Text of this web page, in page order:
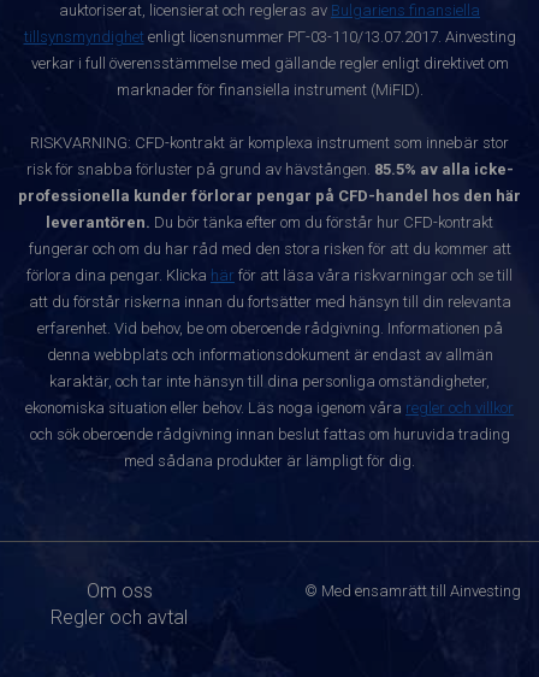
auktoriserat, licensierat och regleras av Bulgariens finansiella
tillsynsmyndighetenligt licensnummer РГ-03-110/13.07.2017. Ainvesting
verkar i full överensstämmelse med gällande regler enligt direktivet om
marknader för finansiella instrument (MiFID).
RISKVARNING: CFD-kontrakt är komplexa instrument som innebär stor
risk för snabba förluster på grund av hävstången. 85.5% av alla icke-
professionella kunder förlorar pengar på CFD-handel hos den här
leverantören. Du bör tänka efter om du förstår hur CFD-kontrakt
fungerar och om du har råd med den stora risken för att du kommer att
förlora dina pengar. Klicka här för att läsa våra riskvarningar och se till
att du förstår riskerna innan du fortsätter med hänsyn till din relevanta
erfarenhet. Vid behov, be om oberoende rådgivning. Informationen på
denna webbplats och informationsdokument är endast av allmän
karaktär, och tar inte hänsyn till dina personliga omständigheter,
ekonomiska situation eller behov. Läs noga igenom våra regler och villkor
och sök oberoende rådgivning innan beslut fattas om huruvida trading
med sådana produkter är lämpligt för dig.
Om oss
Regler och avtal
© Med ensamrätt till Ainvesting